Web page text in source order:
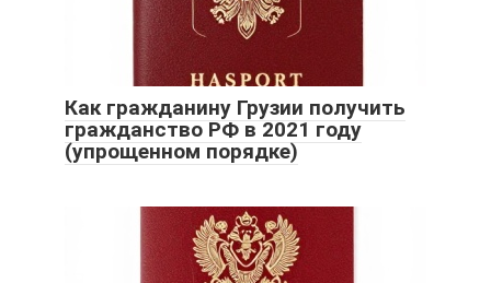
Как гражданину Грузии получить
гражданство РФ в 2021 году
(упрощенном порядке)